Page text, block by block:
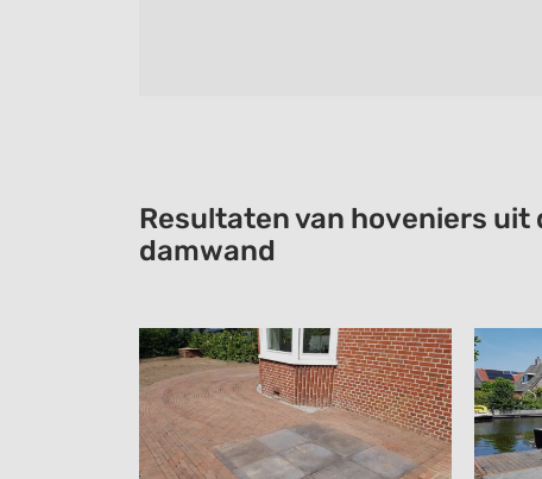
Resultaten van hoveniers
damwand